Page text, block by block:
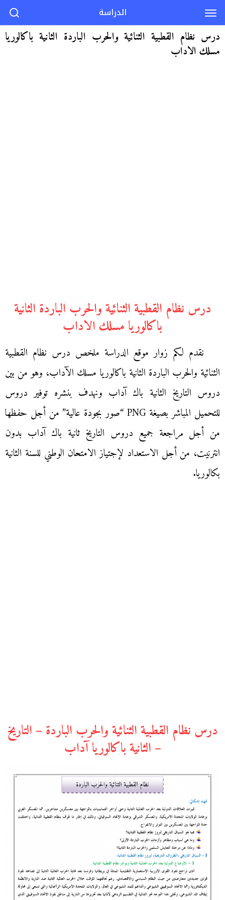
درس نظام القطبية الثنائية والحرب الباردة الثانية باكالوريا
مسلك الاداب
درس نظام القطبية الثنائية والحرب الباردة الثانية
باكالوريا مسلك الاداب
نقدم لكم زوار موقع الدراسة ملخص درس نظام القطبية
الثنائية والحرب الباردة الثانية باكالوريا مسلك الآداب، وهو من بين
دروس التاريخ الثانية باك آداب ونهدف بنشره توفير دروس
للتحميل المباشر بصيغة PNG “صور بجودة عالية” من أجل حفظها
من أجل مراجعة جميع دروس التاريخ ثانية باك آداب بدون
انترنيت، من أجل الاستعداد لإجتياز الامتحان الوطني للسنة الثانية
بكالوريا.
درس نظام القطبية الثنائية والحرب الباردة – التاريخ
– الثانية باكالوريا آداب
الدراسة